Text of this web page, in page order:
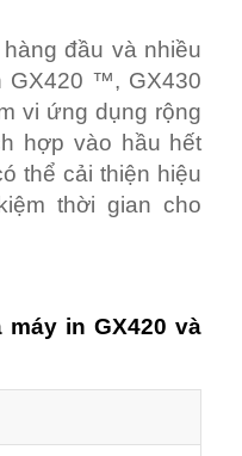
đầu và nhiều
GX420 ™, GX430
vi ứng dụng rộng
hợp vào hầu hết
thể cải thiện hiệu
thời gian cho
in GX420 và